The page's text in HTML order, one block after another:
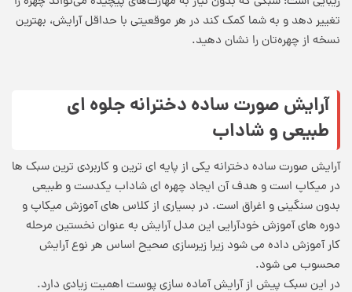
تغییر دهد و به شما کمک کند در هر موقعیتی با حداقل آرایش، بهترین
نسخه از چهره‌تان را نشان دهید.
آرایش صورت ساده دخترانه جلوه ای
طبیعی و شاداب
آرایش صورت ساده دخترانه یکی از پایه ای ترین و کاربردی ترین سبک ها
در میکاپ است و هدف آن ایجاد چهره ای شاداب یکدست و طبیعی
بدون سنگینی و اغراق است. در بسیاری از کلاس های آموزش میکاپ و
دوره های آموزش خودآرایی این مدل آرایش به عنوان نخستین مرحله
کار آموزش داده می شود زیرا زیرسازی صحیح اساس هر نوع آرایش
محسوب می شود.
در این سبک پیش از آرایش آماده سازی پوست اهمیت زیادی دارد.